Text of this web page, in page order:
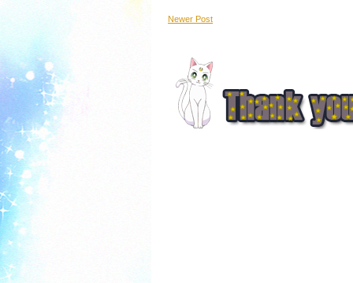
Newer Post